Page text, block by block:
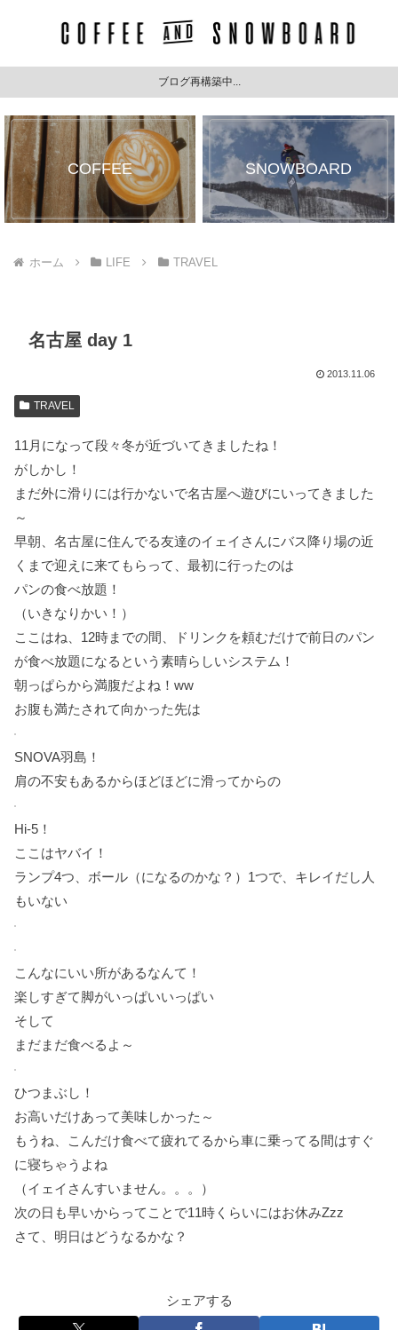
ブログ再構築中...
COFFEE SNOWBOARD
ホーム LIFE TRAVEL
名古屋 day 1
2013.11.06
TRAVEL
11月になって段々冬が近づいてきましたね！
がしかし！
まだ外に滑りには行かないで名古屋へ遊びにいってきました
～
早朝、名古屋に住んでる友達のイェイさんにバス降り場の近
くまで迎えに来てもらって、最初に行ったのは
パンの食べ放題！
（いきなりかい！）
ここはね、12時までの間、ドリンクを頼むだけで前日のパン
が食べ放題になるという素晴らしいシステム！
朝っぱらから満腹だよね！ww
お腹も満たされて向かった先は
SNOVA羽島！
肩の不安もあるからほどほどに滑ってからの
Hi-5！
ここはヤバイ！
ランプ4つ、ボール（になるのかな？）1つで、キレイだし人
もいない
こんなにいい所があるなんて！
楽しすぎて脚がいっぱいいっぱい
そして
まだまだ食べるよ～
ひつまぶし！
お高いだけあって美味しかった～
もうね、こんだけ食べて疲れてるから車に乗ってる間はすぐ
に寝ちゃうよね
（イェイさんすいません。。。）
次の日も早いからってことで11時くらいにはお休みZzz
さて、明日はどうなるかな？
シェアする